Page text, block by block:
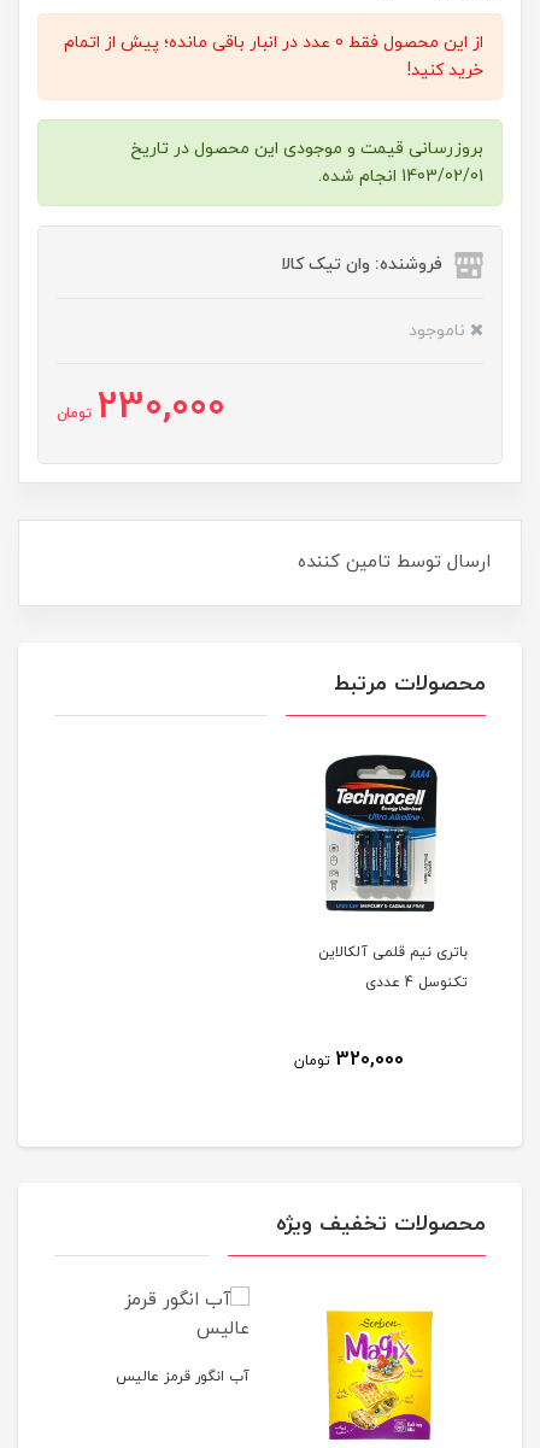
از این محصول فقط 0 عدد در انبار باقی مانده؛ پیش از اتمام
خرید کنید!
بروزرسانی قیمت و موجودی این محصول در تاریخ
1403/02/01 انجام شده.
فروشنده: وان تیک کالا
ناموجود
230,000 تومان
ارسال توسط تامین کننده
محصولات مرتبط
باتری نیم قلمی آلکالاین
تکنوسل 4 عددی
320,000 تومان
محصولات تخفیف ویژه
آب انگور قرمز عالیس